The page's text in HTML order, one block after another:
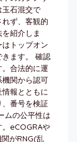
玉石混交で
ず、客観的
紹介しま
トップオン
きます。 確認
合法的に運
関から認可
報とともに
番号を検証
ムの公平性は
eCOGRAや
がRNG(乱